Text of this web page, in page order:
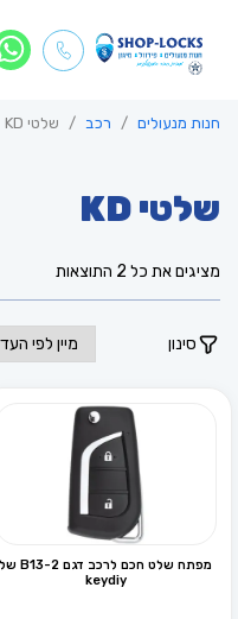
חנות מנעולים רכב שלטי KD
שלטי KD
מציגים את כל ⁦2⁩ התוצאות
העדכני
ביותר
סינון
מפתח שלט חכם לרכב דגם B13-2 של
keydiy